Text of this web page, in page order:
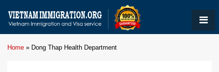
Home » Dong Thap Health Department